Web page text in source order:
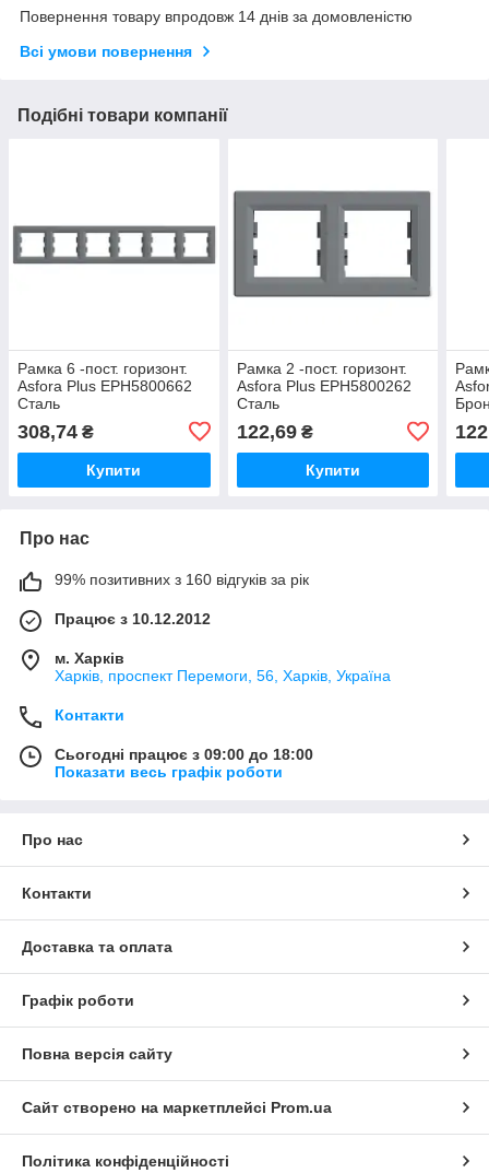
Повернення товару впродовж 14 днів за домовленістю
Всі умови повернення
Подібні товари компанії
Рамка 6 -пост. горизонт.
Asfora Plus EPH5800662
Сталь
308,74 ₴
Купити
Рамка 2 -пост. горизонт.
Asfora Plus EPH5800262
Сталь
122,69₴
Купити
Про нас
99% позитивних з 160 відгуків за рік
Працює з 10.12.2012
м. Харків
Харків, проспект Перемоги, 56, Харків, Україна
Контакти
Сьогодні працює з 09:00 до 18:00
Показати весь графік роботи
Про нас
Контакти
Доставка та оплата
Графік роботи
Повна версія сайту
Сайт створено на маркетплейсі Prom.ua
Політика конфіденційності